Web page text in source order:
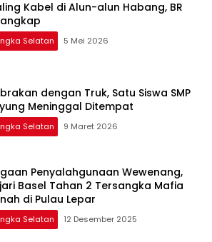
Kabel di Alun-alun Habang, BR
Selatan 5 Mei 2026
dengan Truk, Satu Siswa SMP
Meninggal Ditempat
Selatan 9 Maret 2026
Penyalahgunaan Wewenang,
Basel Tahan 2 Tersangka Mafia
di Pulau Lepar
Selatan 12 Desember 2025